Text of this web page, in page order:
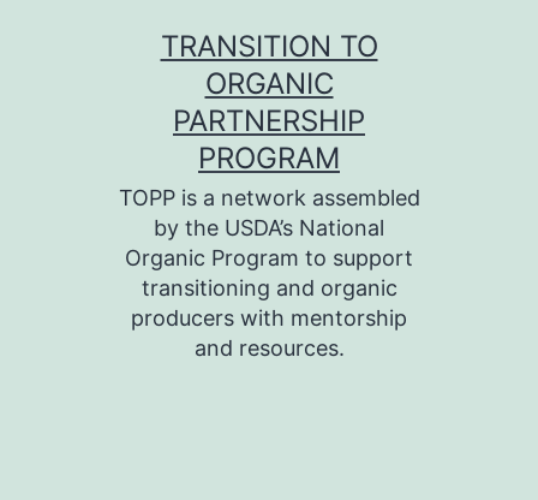
TRANSITION TO
ORGANIC
PARTNERSHIP
PROGRAM
TOPP is a network assembled
by the USDA’s National
Organic Program to support
transitioning and organic
producers with mentorship
and resources.